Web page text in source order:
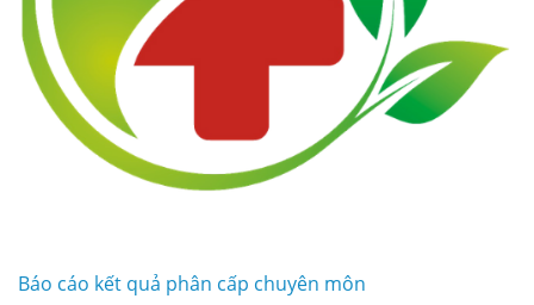
Báo cáo kết quả phân cấp chuyên môn